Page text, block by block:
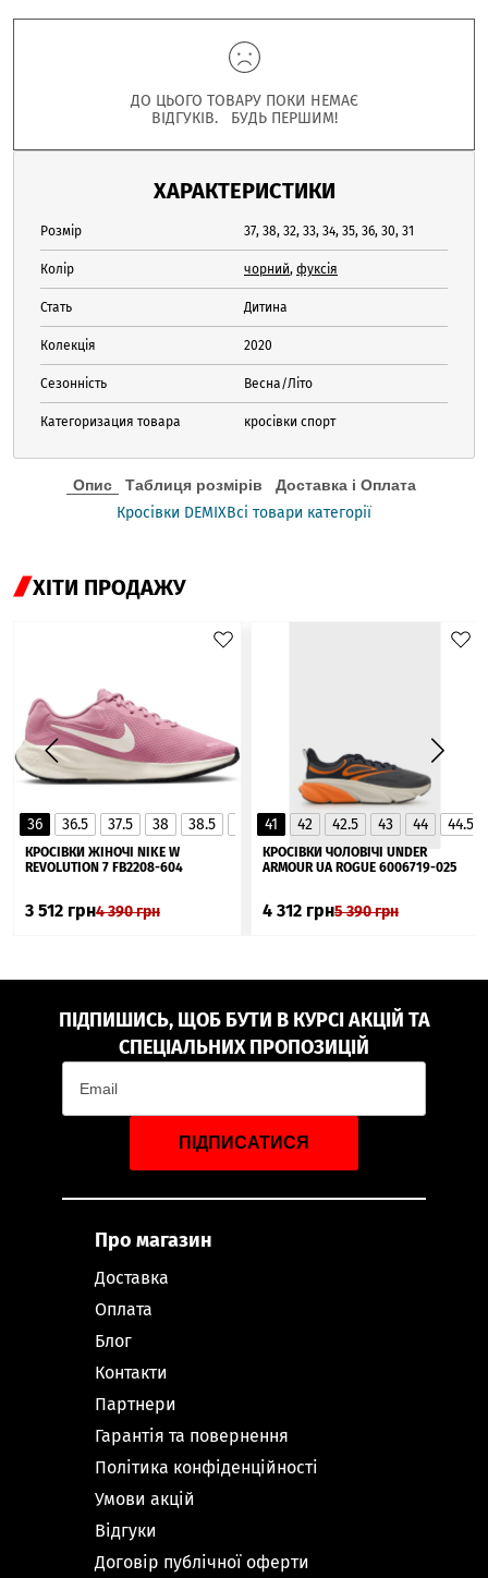
ДО ЦЬОГО ТОВАРУ ПОКИ НЕМАЄ
ВІДГУКІВ. БУДЬ ПЕРШИМ!
ХАРАКТЕРИСТИКИ
Розмір 37, 38, 32, 33, 34, 35, 36, 30, 31
Колір чорний, фуксія
Стать Дитина
Колекція 2020
Сезонність Весна/Літо
Категоризация товара кросівки спорт
Опис Таблиця розмірів Доставка і Оплата
Кросівки DEMIXВсі товари категорії
ХІТИ ПРОДАЖУ
36 36.5 37.5 38 38.5 40 40.5
41
▲
КРОСІВКИ ЖІНОЧІ NIKE W
REVOLUTION 7 FB2208-604
3 512 грн4 390грн
41 42 42.5 43 44 44.5
КРОСІВКИ ЧОЛОВІЧІ UNDER
ARMOUR UA ROGUE 6006719-025
4 312 грн5 390грн
ПІДПИШИСЬ, ЩОБ БУТИ В КУРСІ АКЦІЙ ТА
СПЕЦІАЛЬНИХ ПРОПОЗИЦІЙ
ПІДПИСАТИСЯ
Про магазин
Доставка
Оплата
Блог
Контакти
Партнери
Гарантія та повернення
Політика конфіденційності
Умови акцій
Відгуки
Договір публічної оферти